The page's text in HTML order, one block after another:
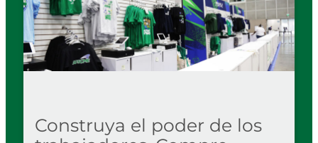
Construya el poder de los